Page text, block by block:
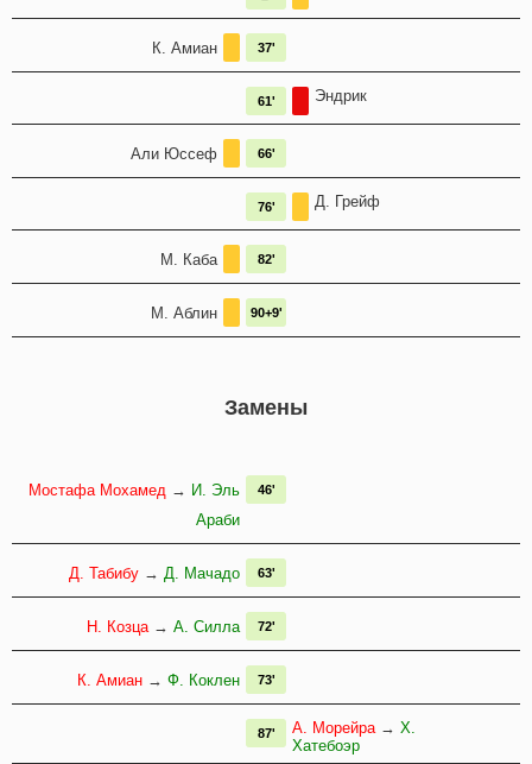
К. Амиан 37'
Эндрик
61'
Али Юссеф 66'
Д. Грейф
76'
М. Каба 82'
М. Аблин 90+9'
Замены
Мостафа Мохамед → И. Эль
Араби
46'
Д. Табибу → Д. Мачадо 63'
Н. Козца→ А. Силла 72'
К. Амиан → Ф. Коклен 73'
А. Морейра→ Х.
Хатебоэр
87'